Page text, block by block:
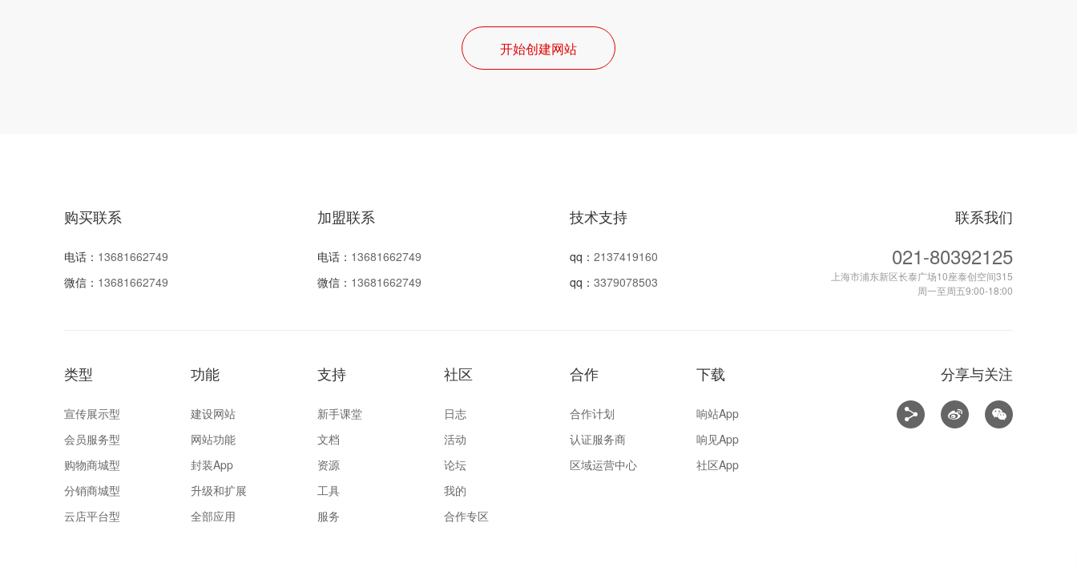
开始创建网站
购买联系
电话： 13681662749
微信： 13681662749
加盟联系
电话： 13681662749
微信： 13681662749
技术支持
qq：2137419160
qq：3379078503
联系我们
021-80392125
上海市浦东新区长泰广场10座泰创空间315
周一至周五9:00-18:00
类型
宣传展示型
会员服务型
购物商城型
分销商城型
云店平台型
功能
建设网站
网站功能
封装App
升级和扩展
全部应用
支持
新手课堂
文档
资源
工具
服务
社区
日志
活动
论坛
我的
合作专区
合作
合作计划
认证服务商
区域运营中心
下载
响站App
响见App
社区App
分享与关注